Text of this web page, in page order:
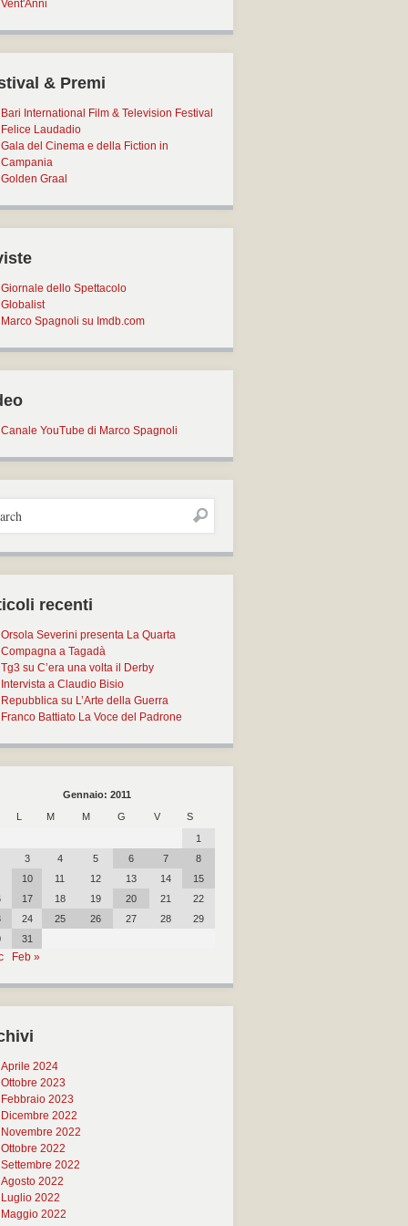
Vent'Anni
& Premi
Bari International Film & Television Festival
Felice Laudadio
Gala del Cinema e della Fiction in
Campania
Golden Graal
Giornale dello Spettacolo
Globalist
Marco Spagnoli su Imdb.com
Canale YouTube di Marco Spagnoli
recenti
Orsola Severini presenta La Quarta
Compagna a Tagadà
Tg3 su C’era una volta il Derby
Intervista a Claudio Bisio
Repubblica su L’Arte della Guerra
Franco Battiato La Voce del Padrone
Gennaio: 2011
L M M G V
S
1
3 4 5 6 7
8
10 11 12 13 14
15
17 18 19 20 21
22
24 25 26 27 28
29
31
Feb »
Aprile 2024
Ottobre 2023
Febbraio 2023
Dicembre 2022
Novembre 2022
Ottobre 2022
Settembre 2022
Agosto 2022
Luglio 2022
Maggio 2022